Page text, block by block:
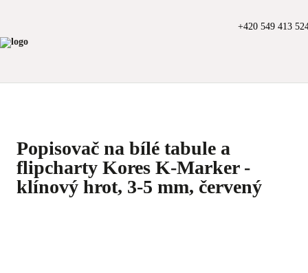
+420 549 413
Popisovač na bílé tabule a
flipcharty Kores K-Marker -
klínový hrot, 3-5 mm, červený